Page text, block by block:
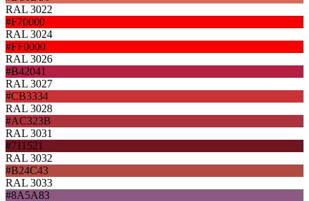
RAL 3022
#F70000
RAL 3024
#FF0000
RAL 3026
#B42041
RAL 3027
#CB3334
RAL 3028
#AC323B
RAL 3031
#711521
RAL 3032
#B24C43
RAL 3033
#8A5A83